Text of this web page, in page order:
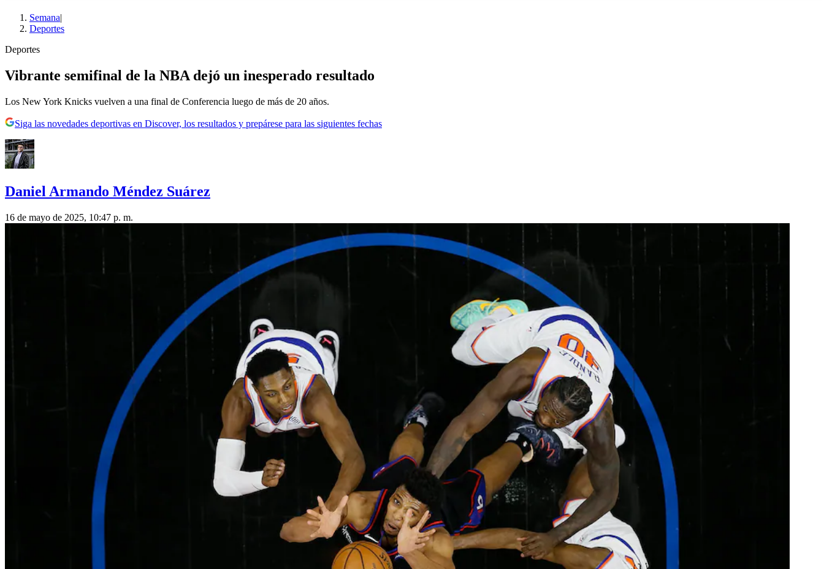
Semana|
Deportes
Deportes
Vibrante semifinal de la NBA dejó un inesperado resultado
Los New York Knicks vuelven a una final de Conferencia luego de más de 20 años.
Siga las novedades deportivas en Discover, los resultados y prepárese para las siguientes fechas
Daniel Armando Méndez Suárez
16 de mayo de 2025, 10:47 p. m.